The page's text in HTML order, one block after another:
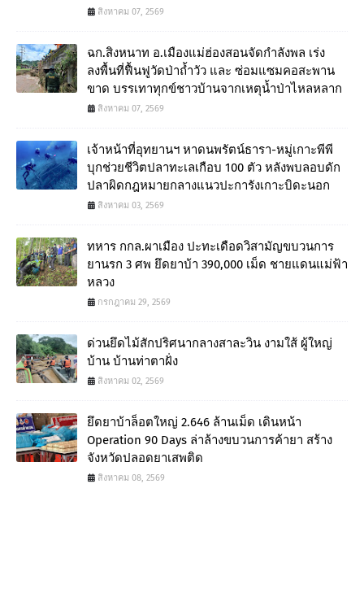
สิงหาคม 07, 2569
ฉก.สิงหนาท อ.เมืองแม่ฮ่องสอนจัดกำลังพล เร่ง
ลงพื้นที่ฟื้นฟูวัดป่าถ้ำวัว และ ซ่อมแซมคอสะพาน
ขาด บรรเทาทุกข์ชาวบ้านจากเหตุน้ำป่าไหลหลาก
สิงหาคม 07, 2569
เจ้าหน้าที่อุทยานฯ หาดนพรัตน์ธารา-หมู่เกาะพีพี
บุกช่วยชีวิตปลาทะเลเกือบ 100 ตัว หลังพบลอบดัก
ปลาผิดกฎหมายกลางแนวปะการังเกาะบิดะนอก
สิงหาคม 03, 2569
ทหาร กกล.ผาเมือง ปะทะเดือดวิสามัญขบวนการ
ยานรก 3 ศพ ยึดยาบ้า 390,000 เม็ด ชายแดนแม่ฟ้า
หลวง
กรกฎาคม 29, 2569
ด่วนยึดไม้สักปริศนากลางสาละวิน งามใส้ ผู้ใหญ่
บ้าน บ้านท่าตาฝั่ง
สิงหาคม 02, 2569
ยึดยาบ้าล็อตใหญ่ 2.646 ล้านเม็ด เดินหน้า
Operation 90 Days ล่าล้างขบวนการค้ายา สร้าง
จังหวัดปลอดยาเสพติด
สิงหาคม 08, 2569